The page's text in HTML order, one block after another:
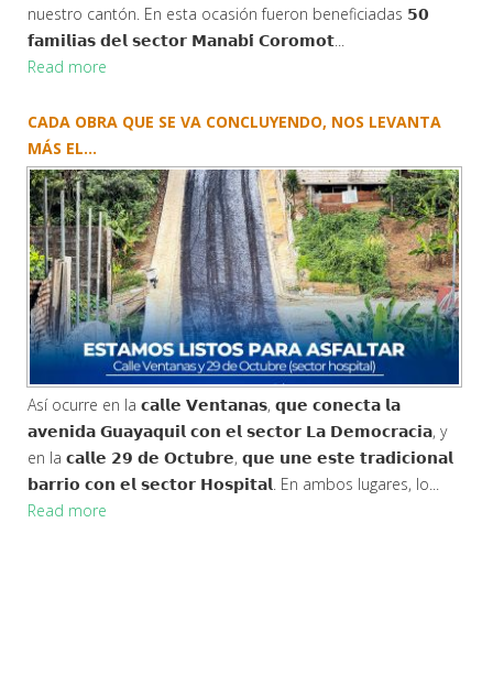
nuestro cantón. En esta ocasión fueron beneficiadas 𝟱𝟬
𝗳𝗮𝗺𝗶𝗹𝗶𝗮𝘀 𝗱𝗲𝗹 𝘀𝗲𝗰𝘁𝗼𝗿 𝗠𝗮𝗻𝗮𝗯𝗶́ 𝗖𝗼𝗿𝗼𝗺𝗼𝘁...
Read more
CADA OBRA QUE SE VA CONCLUYENDO, NOS LEVANTA
MÁS EL...
Así ocurre en la 𝗰𝗮𝗹𝗹𝗲 𝗩𝗲𝗻𝘁𝗮𝗻𝗮𝘀, 𝗾𝘂𝗲 𝗰𝗼𝗻𝗲𝗰𝘁𝗮 𝗹𝗮
𝗮𝘃𝗲𝗻𝗶𝗱𝗮 𝗚𝘂𝗮𝘆𝗮𝗾𝘂𝗶𝗹 𝗰𝗼𝗻 𝗲𝗹 𝘀𝗲𝗰𝘁𝗼𝗿 𝗟𝗮 𝗗𝗲𝗺𝗼𝗰𝗿𝗮𝗰𝗶𝗮, y
en la 𝗰𝗮𝗹𝗹𝗲 𝟮𝟵 𝗱𝗲 𝗢𝗰𝘁𝘂𝗯𝗿𝗲, 𝗾𝘂𝗲 𝘂𝗻𝗲 𝗲𝘀𝘁𝗲 𝘁𝗿𝗮𝗱𝗶𝗰𝗶𝗼𝗻𝗮𝗹
𝗯𝗮𝗿𝗿𝗶𝗼 𝗰𝗼𝗻 𝗲𝗹 𝘀𝗲𝗰𝘁𝗼𝗿 𝗛𝗼𝘀𝗽𝗶𝘁𝗮𝗹. En ambos lugares, lo...
Read more